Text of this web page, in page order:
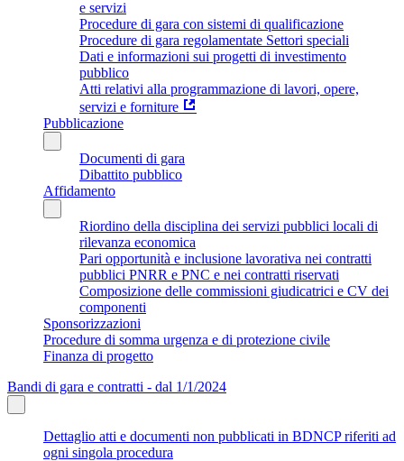
e servizi
Procedure di gara con sistemi di qualificazione
Procedure di gara regolamentate Settori speciali
Dati e informazioni sui progetti di investimento
pubblico
Atti relativi alla programmazione di lavori, opere,
servizi e forniture
Pubblicazione
Documenti di gara
Dibattito pubblico
Affidamento
Riordino della disciplina dei servizi pubblici locali di
rilevanza economica
Pari opportunità e inclusione lavorativa nei contratti
pubblici PNRR e PNC e nei contratti riservati
Composizione delle commissioni giudicatrici e CV dei
componenti
Sponsorizzazioni
Procedure di somma urgenza e di protezione civile
Finanza di progetto
Bandi di gara e contratti - dal 1/1/2024
Dettaglio atti e documenti non pubblicati in BDNCP riferiti ad
ogni singola procedura